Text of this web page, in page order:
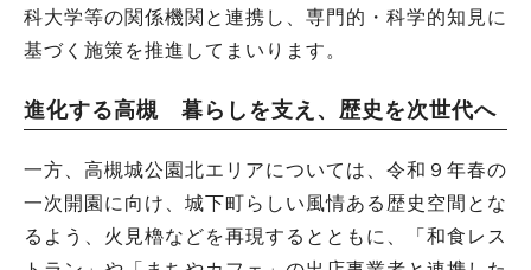
科大学等の関係機関と連携し、専門的・科学的知見に
基づく施策を推進してまいります。
進化する高槻 暮らしを支え、歴史を次世代へ
一方、高槻城公園北エリアについては、令和９年春の
一次開園に向け、城下町らしい風情ある歴史空間とな
るよう、火見櫓などを再現するとともに、「和食レス